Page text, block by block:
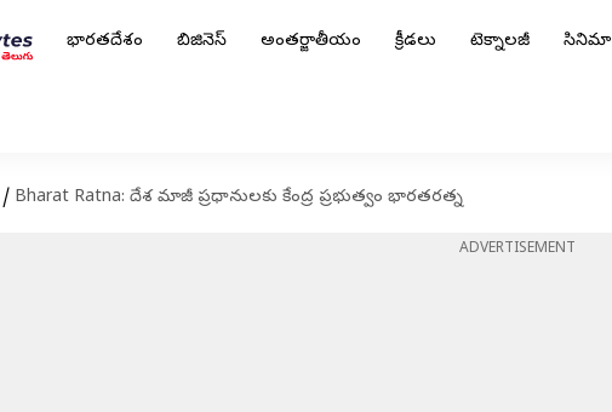
భారతదేశం బిజినెస్ అంతర్జాతీయం క్రీడలు టెక్నాలజీ సినిమా
/ Bharat Ratna: దేశ మాజీ ప్రధానులకు కేంద్ర ప్రభుత్వం భారతరత్న
ADVERTISEMENT